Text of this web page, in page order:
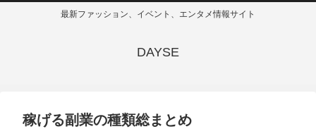
最新ファッション、イベント、エンタメ情報サイト
DAYSE
稼げる副業の種類総まとめ